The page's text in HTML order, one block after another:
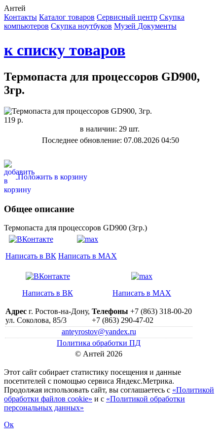
Антей
Контакты Каталог товаров Сервисный центр Cкупка
компьютеров Cкупка ноутбуков Музей Документы
к списку товаров
Термопаста для процессоров GD900,
3гр.
119 р.
в наличии: 29 шт.
Последнее обновление: 07.08.2026 04:50
Положить в корзину
Общее описание
Термопаста для процессоров GD900 (3гр.)
Написать в ВК Написать в MAX
Написать в ВК Написать в MAX
Адрес г. Ростов-на-Дону,
ул. Соколова, 85/3
Телефоны +7 (863) 318-00-20
+7 (863) 290-47-02
anteyrostov@yandex.ru
Политика обработки ПД
© Антей 2026
Этот сайт собирает статистику посещения и данные
посетителей c помощью сервиса Яндекс.Метрика.
Продолжая использовать сайт, вы соглашаетесь с «Политикой
обработки файлов cookie» и с «Политикой обработки
персональных данных»
Ок